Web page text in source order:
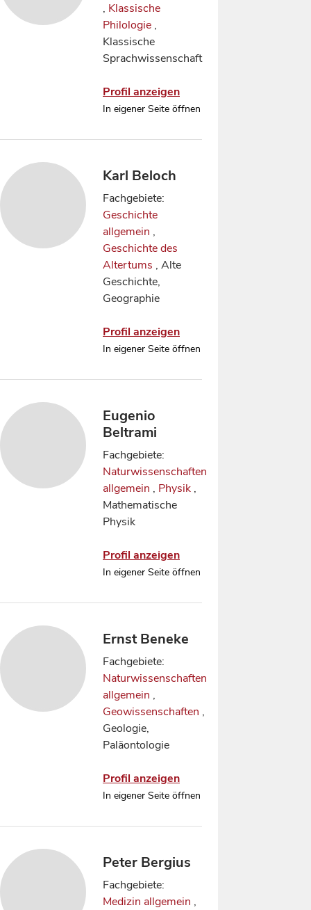
, Klassische
Philologie ,
Klassische
Sprachwissenschaft
Profil anzeigen
In eigener Seite öffnen
Karl Beloch
Fachgebiete:
Geschichte
allgemein ,
Geschichte des
Altertums , Alte
Geschichte,
Geographie
Profil anzeigen
In eigener Seite öffnen
Eugenio
Beltrami
Fachgebiete:
Naturwissenschaften
allgemein , Physik ,
Mathematische
Physik
Profil anzeigen
In eigener Seite öffnen
Ernst Beneke
Fachgebiete:
Naturwissenschaften
allgemein ,
Geowissenschaften ,
Geologie,
Paläontologie
Profil anzeigen
In eigener Seite öffnen
Peter Bergius
Fachgebiete:
Medizin allgemein ,